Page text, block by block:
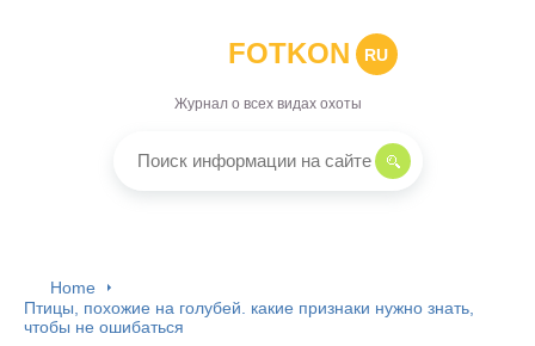
FOTKON RU
Журнал о всех видах охоты
Home
Птицы, похожие на голубей. какие признаки нужно знать,
чтобы не ошибаться